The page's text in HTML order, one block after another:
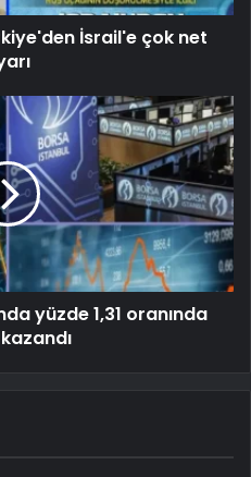
İsrail'e çok net
yüzde 1,31 oranında